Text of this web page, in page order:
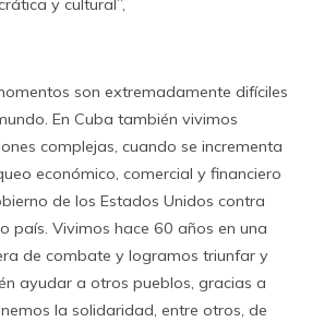
y cultural”,
son extremadamente difíciles
En Cuba también vivimos
complejas, cuando se incrementa
económico, comercial y financiero
de los Estados Unidos contra
país. Vivimos hace 60 años en una
de combate y logramos triunfar y
ayudar a otros pueblos, gracias a
la solidaridad, entre otros, de